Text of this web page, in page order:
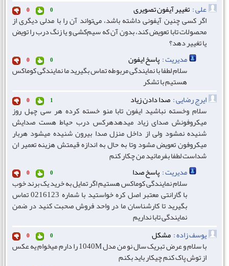
علی : تغییر آیفون تصویری 0
0
اگر کسی چنین آیفونی داشته باشد، می‌تواند آن را با مدلی دیگری از
محصولات تابا تعویض کند، بدون آن که سیم‌کشی و یا زنگ درب را تویض
یا تغییر دهد؟
مدیریت :پاسخ ایفون 0
0
سلام لطفا با نمایندگی مربوطه تماس بگیرید ما نمایندگی کوماکس
هستیم با تشکر
ایرج رضایی : صدا دادن زیاد 1
0
سلام وخسته نباشید ایفون تابا منو خسته کرده هر سی چهل روز
میکروفونش صدای زیاد میدهدهرکس درب حیاط هست صدایش
شنیده نمشود ولی از داخل منزل صدا بیرون شنیده میشود هربار
میکروفون تعویض مشود وتا به حال به اندازه قیمتش هزینه تعمیر ان
شداست لطفا بفرمائید من چکار کنم
مدیریت :پاسخ صدا 0
0
سلام نمایندگی کوماکس هستیم اگر تمایل به خرید یک برند خوب
با گارانتی معتبر اصل کره خواستید با شماره 0216123 تماس
بگیرید تا کارشناسان ما در واحد فروش صحبت کنید در ضمن
نمایندگی تابا نداریم
یوسف زاده : مشکل 0
0
با سلام و عرض تبریک سال نو من مدل 1040M را دارم میخوام یه عکس
از توش پاک کنم چیکار باید بکنم